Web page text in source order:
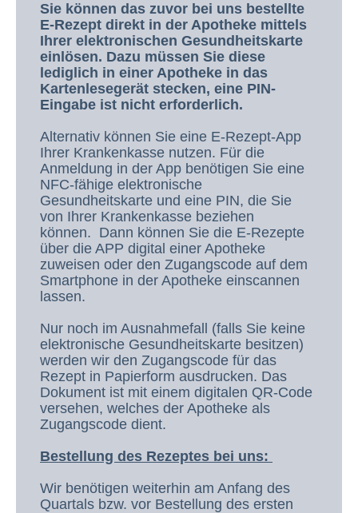
Sie können das zuvor bei uns bestellte
E-Rezept direkt in der Apotheke mittels
Ihrer elektronischen Gesundheitskarte
einlösen. Dazu müssen Sie diese
lediglich in einer Apotheke in das
Kartenlesegerät stecken, eine PIN-
Eingabe ist nicht erforderlich.
Alternativ können Sie eine E-Rezept-App
Ihrer Krankenkasse nutzen. Für die
Anmeldung in der App benötigen Sie eine
NFC-fähige elektronische
Gesundheitskarte und eine PIN, die Sie
von Ihrer Krankenkasse beziehen
können. Dann können Sie die E-Rezepte
über die APP digital einer Apotheke
zuweisen oder den Zugangscode auf dem
Smartphone in der Apotheke einscannen
lassen.
Nur noch im Ausnahmefall (falls Sie keine
elektronische Gesundheitskarte besitzen)
werden wir den Zugangscode für das
Rezept in Papierform ausdrucken. Das
Dokument ist mit einem digitalen QR-Code
versehen, welches der Apotheke als
Zugangscode dient.
Bestellung des Rezeptes bei uns:
Wir benötigen weiterhin am Anfang des
Quartals bzw. vor Bestellung des ersten